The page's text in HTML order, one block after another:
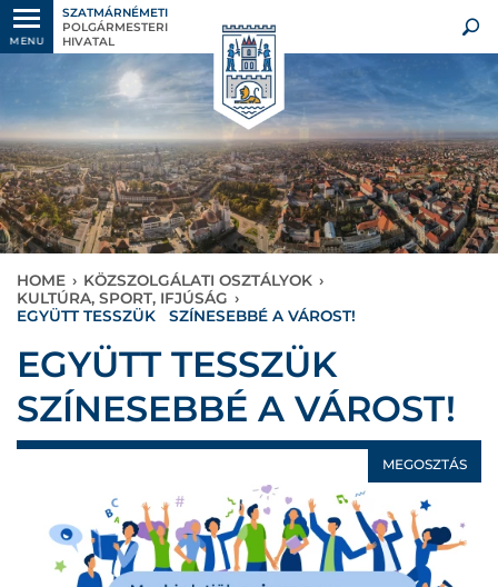
MENU
SZATMÁRNÉMETI
POLGÁRMESTERI
HIVATAL
HOME › KÖZSZOLGÁLATI OSZTÁLYOK ›
KULTÚRA, SPORT, IFJÚSÁG ›
EGYÜTT TESSZÜK SZÍNESEBBÉ A VÁROST!
EGYÜTT TESSZÜK
SZÍNESEBBÉ A VÁROST!
MEGOSZTÁS